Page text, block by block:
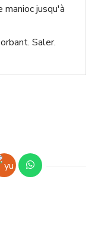
jusqu'à
Saler.